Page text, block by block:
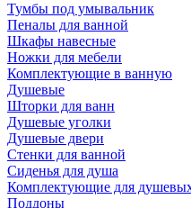
Тумбы под умывальник
Пеналы для ванной
Шкафы навесные
Ножки для мебели
Комплектующие в ванную
Душевые
Шторки для ванн
Душевые уголки
Душевые двери
Стенки для ванной
Сиденья для душа
Комплектующие для
Поддоны